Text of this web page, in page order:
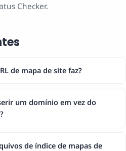
Checker.
de mapa de site faz?
um domínio em vez do
de índice de mapas de